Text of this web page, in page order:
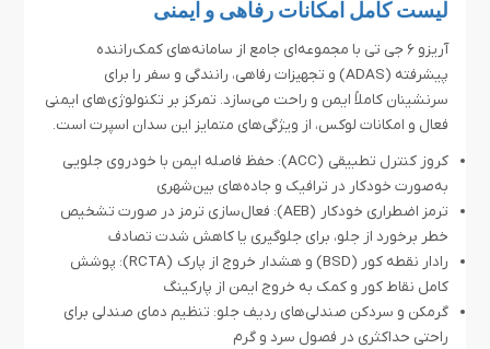
لیست کامل امکانات رفاهی و ایمنی
آریزو ۶ جی تی با مجموعه‌ای جامع از سامانه‌های کمک‌راننده
پیشرفته (ADAS) و تجهیزات رفاهی، رانندگی و سفر را برای
سرنشینان کاملاً ایمن و راحت می‌سازد. تمرکز بر تکنولوژی‌های ایمنی
فعال و امکانات لوکس، از ویژگی‌های متمایز این سدان اسپرت است.
کروز کنترل تطبیقی (ACC): حفظ فاصله ایمن با خودروی جلویی
به‌صورت خودکار در ترافیک و جاده‌های بین‌شهری
ترمز اضطراری خودکار (AEB): فعال‌سازی ترمز در صورت تشخیص
خطر برخورد از جلو، برای جلوگیری یا کاهش شدت تصادف
رادار نقطه کور (BSD) و هشدار خروج از پارک (RCTA): پوشش
کامل نقاط کور و کمک به خروج ایمن از پارکینگ
گرمکن و سردکن صندلی‌های ردیف جلو: تنظیم دمای صندلی برای
راحتی حداکثری در فصول سرد و گرم